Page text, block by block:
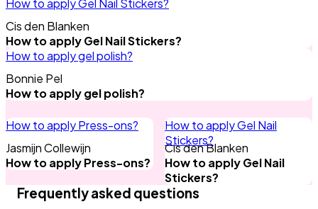
Cis den Blanken
How to apply Gel Nail Stickers?
How to apply gel polish?
Bonnie Pel
How to apply gel polish?
How to apply Press-ons?
Jasmijn Collewijn
How to apply Press-ons?
How to apply Gel Nail
Stickers?
Cis den Blanken
How to apply Gel Nail
Stickers?
Frequently asked questions